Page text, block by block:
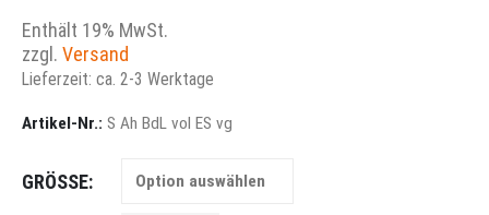
Enthält 19% MwSt.
zzgl. Versand
Lieferzeit: ca. 2-3 Werktage
Artikel-Nr.: S Ah BdL vol ES vg
GRÖSSE